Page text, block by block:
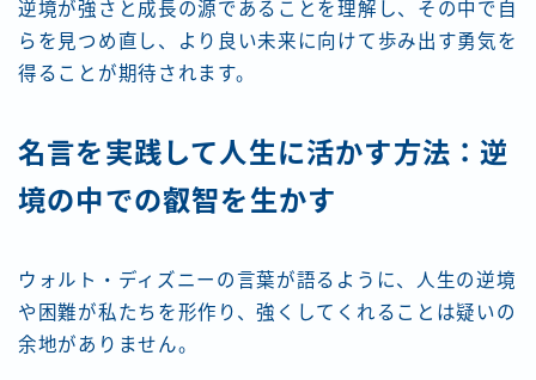
逆境が強さと成長の源であることを理解し、その中で自
らを見つめ直し、より良い未来に向けて歩み出す勇気を
得ることが期待されます。
名言を実践して人生に活かす方法：逆
境の中での叡智を生かす
ウォルト・ディズニーの言葉が語るように、人生の逆境
や困難が私たちを形作り、強くしてくれることは疑いの
余地がありません。